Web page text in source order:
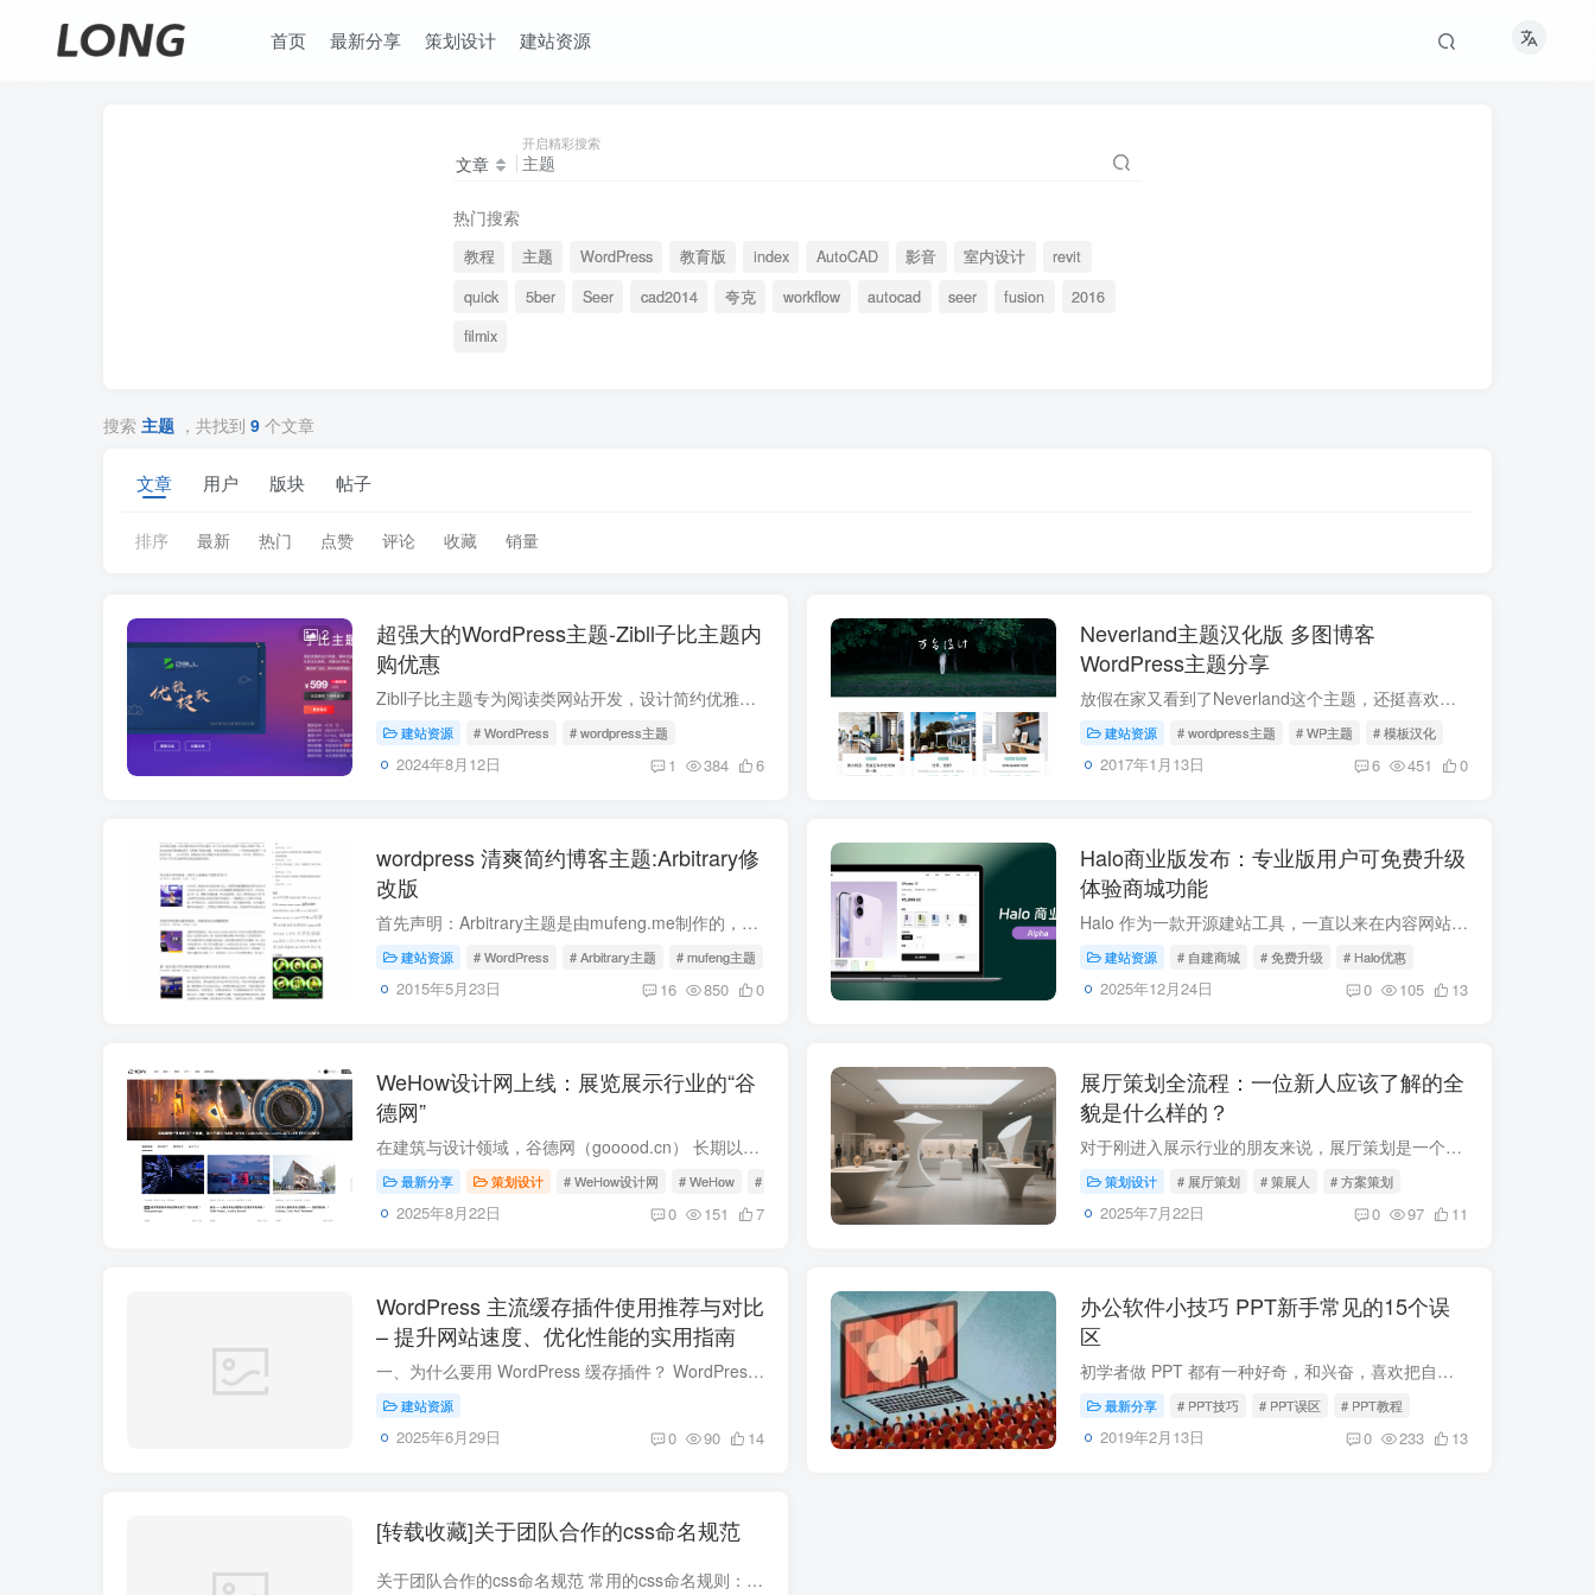
首页 最新分享 策划设计 建站资源
文章
开启精彩搜索
热门搜索
教程 主题 WordPress 教育版 index AutoCAD 影音 室内设计
revit
quick
5ber Seer cad2014 夸克 workflow autocad seer fusion
2016
filmix
搜索 主题 ，共找到 9 个文章
文章 用户 版块 帖子
排序 最新 热门 点赞 评论 收藏 销量
2
超强大的WordPress主题-Zibll子比主题内
购优惠
Zibll子比主题专为阅读类网站开发，设计简约优雅、功能全面。UI界面模块化、多种布局、多种显示效果可选择，高度自由化，更容易搭配出自己喜欢的网站。支持付费阅读，付费下载，付费视频的支付...
建站资源 # WordPress # wordpress主题
2024年8月12日 1 384 6
Neverland主题汉化版 多图博客
WordPress主题分享
放假在家又看到了Neverland这个主题，还挺喜欢这个WP主题的，毕竟英语不是很好，而且这个主题的社交和分享等功能很多是适用于国外和英文站的，干脆试着把他都改成中文并适合国内使用的版本了。 ...
建站资源 # wordpress主题 # WP主题 # 模板汉化
2017年1月13日 6 451 0
wordpress 清爽简约博客主题:Arbitrary修
改版
首先声明：Arbitrary主题是由mufeng.me制作的，我只是自己使用之后对几个小地方进行了修改完善，这个主题感觉很不错，很喜欢这个主题，有兴趣的童鞋可以下载试试。 我修改后的Arbitrary主题下载...
建站资源 # WordPress # Arbitrary主题 # mufeng主题
2015年5月23日 16 850 0
Halo商业版发布：专业版用户可免费升级
体验商城功能
Halo 作为一款开源建站工具，一直以来在内容网站、企业官网、个人展示站等领域有着良好的表现。随着用户需求的不断提升，特别是在电商场景下的自主建站需求日益增长，Halo 正式推出其全新的商业...
建站资源 # 自建商城 # 免费升级 # Halo优惠
2025年12月24日 0 105 13
WeHow设计网上线：展览展示行业的“谷
德网”
在建筑与设计领域，谷德网（gooood.cn） 长期以来是中国设计师们获取全球建筑与室内案例的首选平台。而如今，展览展示行业也迎来了属于自己的专业案例平台 —— WeHow设计网 www.wehow.cn 。 什...
最新分享 策划设计 # WeHow设计网 # WeHow # 展览展示案例
2025年8月22日 0 151 7
展厅策划全流程：一位新人应该了解的全
貌是什么样的？
对于刚进入展示行业的朋友来说，展厅策划是一个既熟悉又陌生的词。它既需要创意构思，又要对接落地实施，是整个展厅项目的灵魂核心。本篇文章将为你详细梳理从一个展厅项目启动到最终落地过程中...
策划设计 # 展厅策划 # 策展人 # 方案策划
2025年7月22日 0 97 11
WordPress 主流缓存插件使用推荐与对比
– 提升网站速度、优化性能的实用指南
一、为什么要用 WordPress 缓存插件？ WordPress 是一个动态网站程序，每次用户访问页面时，服务器都需要执行 PHP 脚本、查询数据库、加载主题和插件，最后生成 HTML 页面返回给用户。这个过程...
建站资源
2025年6月29日 0 90 14
办公软件小技巧 PPT新手常见的15个误
区
初学者做 PPT 都有一种好奇，和兴奋，喜欢把自己的会的 PPT 技巧与特效一股脑的全部使出来，认为把 PPT 搞成动画、音效俱全的，这样才能显示出专业性，其实不然，有时候太过追求技巧与特效可能...
最新分享 # PPT技巧 # PPT误区 # PPT教程
2019年2月13日 0 233 13
[转载收藏]关于团队合作的css命名规范
关于团队合作的css命名规范 常用的css命名规则： 头：header 内容：content/container 尾：footer 导航：nav 侧栏：sidebar 栏目：column 页面外围控制整体布局宽度：wrapper 左右中：left righ...